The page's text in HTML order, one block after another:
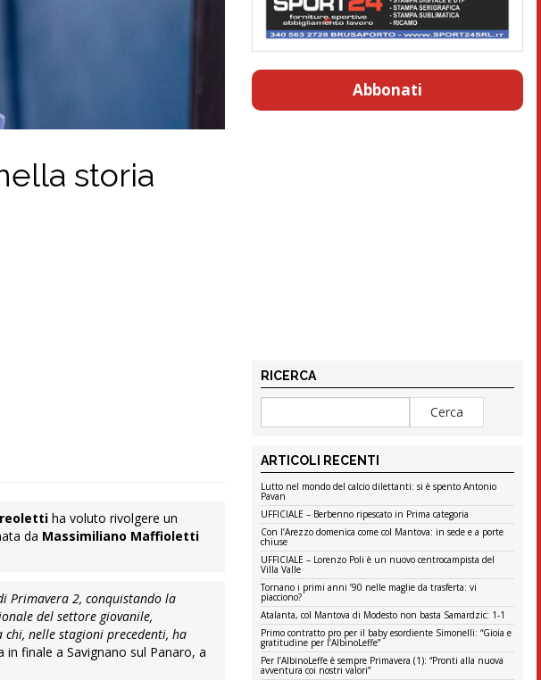
storia
ha voluto rivolgere un
da Massimiliano Maffioletti
Primavera 2, conquistando la
del settore giovanile,
nelle stagioni precedenti, ha
finale a Savignano sul Panaro, a
Abbonati
RICERCA
ARTICOLI RECENTI
Lutto nel mondo del calcio dilettanti: si è spento Antonio
Pavan
UFFICIALE – Berbenno ripescato in Prima categoria
Con l’Arezzo domenica come col Mantova: in sede e a porte
chiuse
UFFICIALE – Lorenzo Poli è un nuovo centrocampista del
Villa Valle
Tornano i primi anni ’90 nelle maglie da trasferta: vi
piacciono?
Atalanta, col Mantova di Modesto non basta Samardzic: 1-1
Primo contratto pro per il baby esordiente Simonelli: “Gioia e
gratitudine per l’AlbinoLeffe”
Per l’AlbinoLeffe è sempre Primavera (1): “Pronti alla nuova
avventura coi nostri valori”